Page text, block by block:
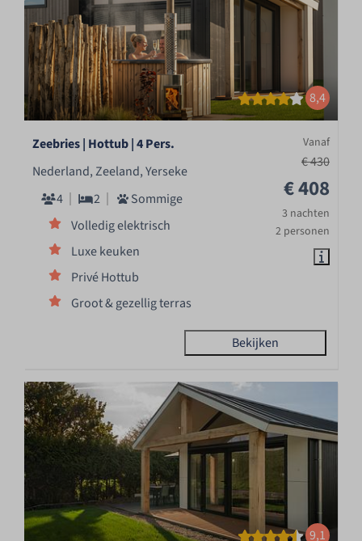
8,4
Vanaf
€ 430
€ 408
3 nachten
2 personen
Zeebries | Hottub | 4 Pers.
Nederland, Zeeland, Yerseke
4
2
Sommige
Volledig elektrisch
Luxe keuken
Privé Hottub
Groot & gezellig terras
Bekijken
9,1